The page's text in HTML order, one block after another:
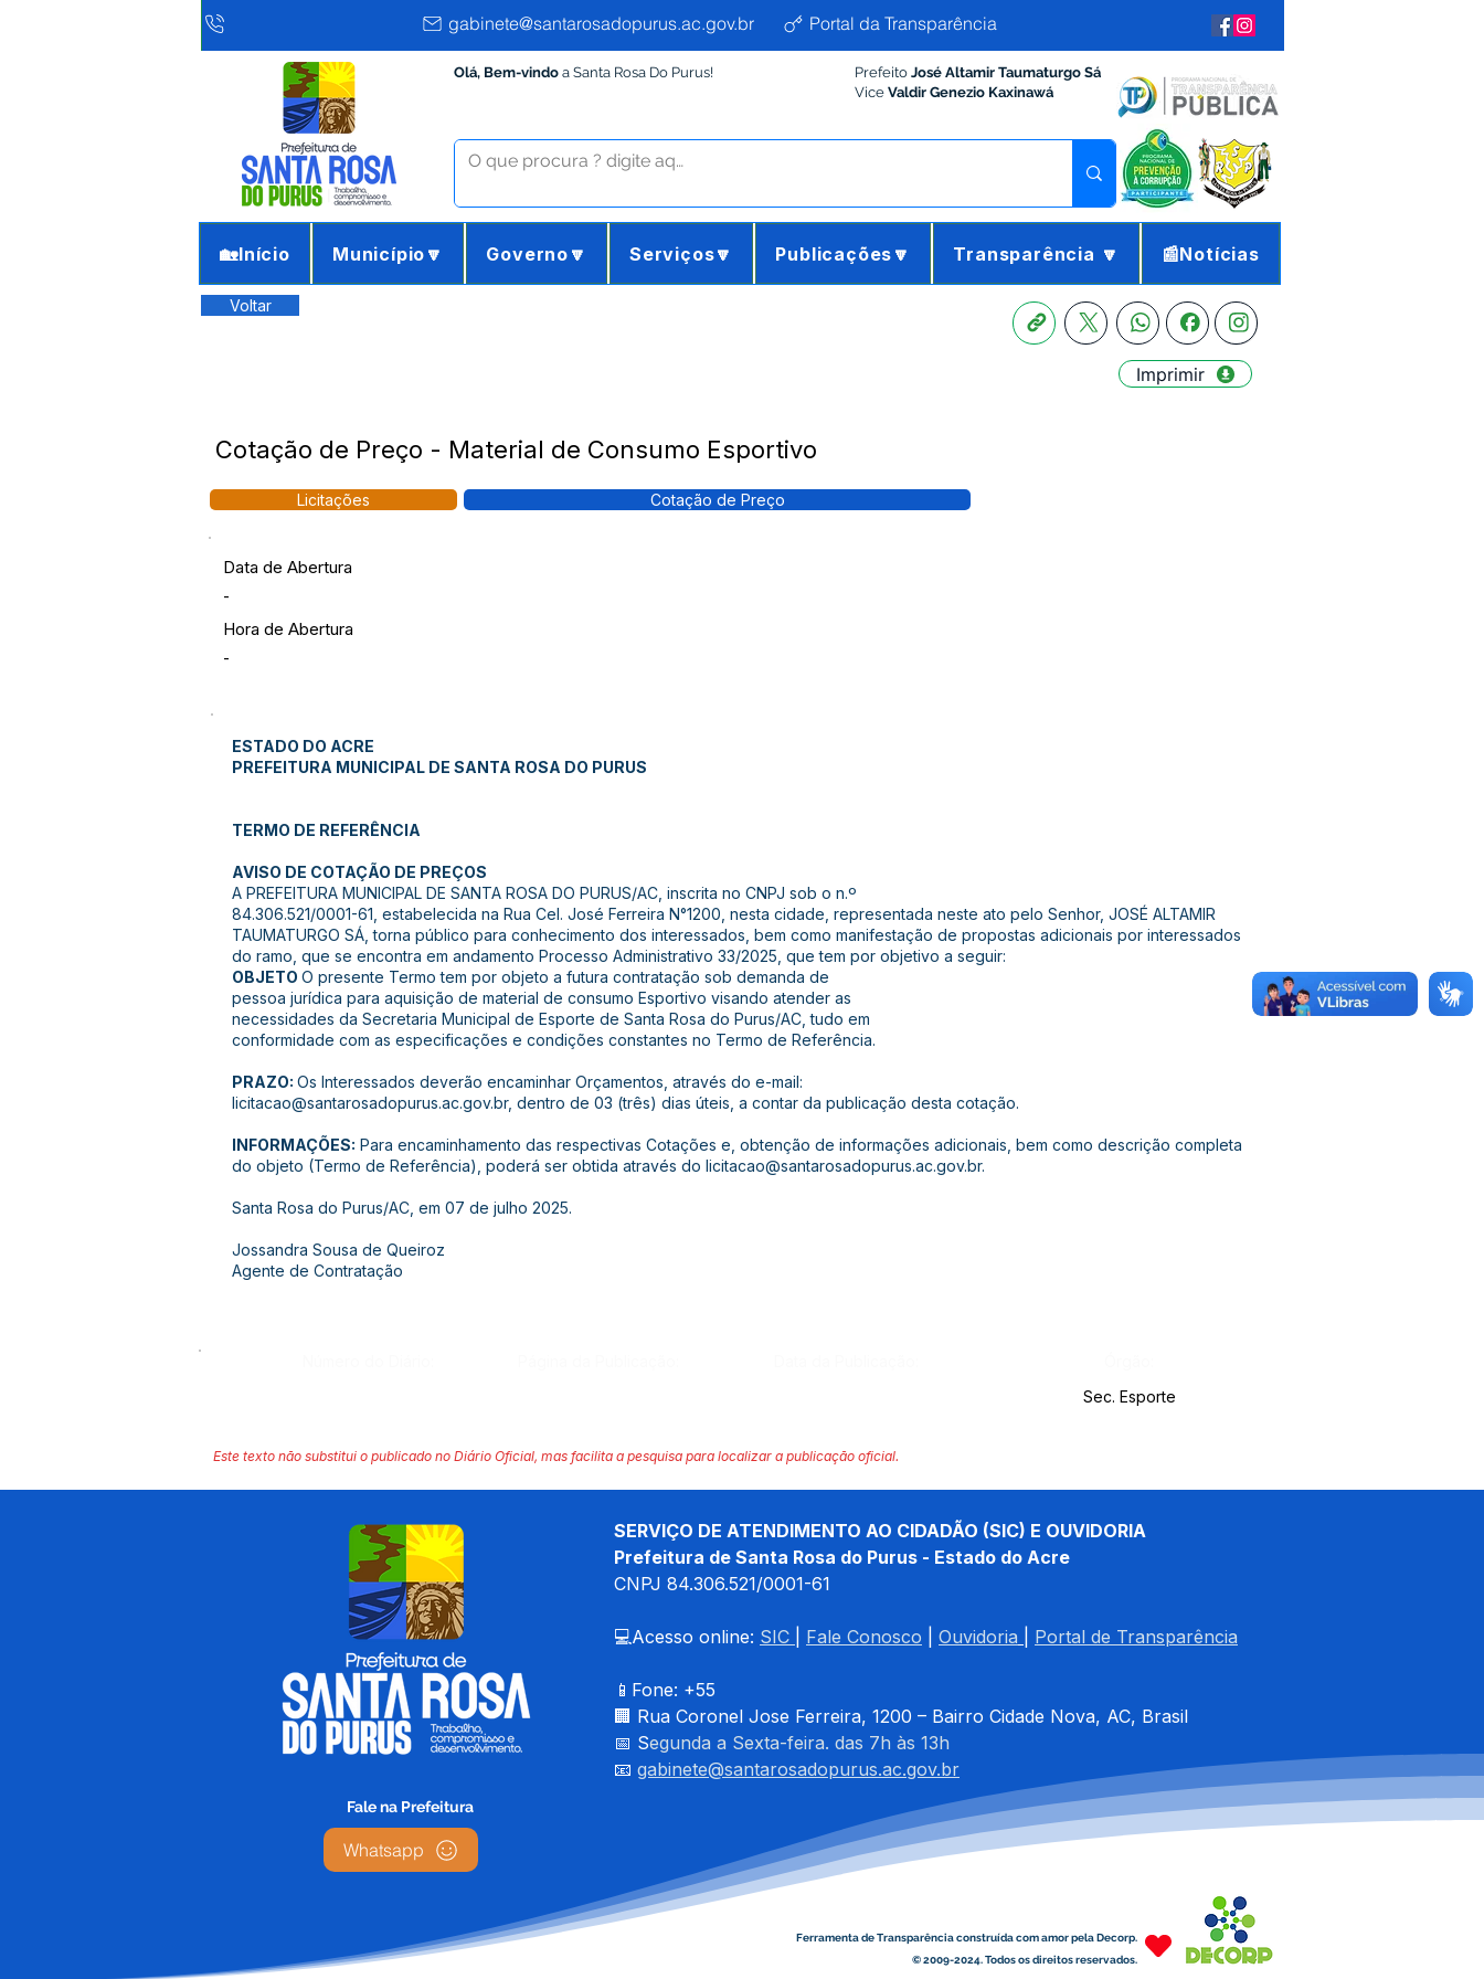
gabinete@santarosadopurus.ac.gov.br Portal da Transparência
Olá, Bem-vindo a Santa Rosa Do Purus! Prefeito José Altamir Taumaturgo Sá
Vice Valdir Genezio Kaxinawá
🏡Início Município🔽 Governo🔽 Serviços🔽 Publicações🔽 Transparência 🔽 📰Notícias
Voltar
Imprimir
Cotação de Preço - Material de Consumo Esportivo
Licitações Cotação de Preço
Data de Abertura
-
Hora de Abertura
-
ESTADO DO ACRE
PREFEITURA MUNICIPAL DE SANTA ROSA DO PURUS
TERMO DE REFERÊNCIA
AVISO DE COTAÇÃO DE PREÇOS
A PREFEITURA MUNICIPAL DE SANTA ROSA DO PURUS/AC, inscrita no CNPJ sob o n.º
84.306.521/0001-61, estabelecida na Rua Cel. José Ferreira N°1200, nesta cidade, representada neste ato pelo Senhor, JOSÉ ALTAMIR
TAUMATURGO SÁ, torna público para conhecimento dos interessados, bem como manifestação de propostas adicionais por interessados
do ramo, que se encontra em andamento Processo Administrativo 33/2025, que tem por objetivo a seguir:
OBJETO O presente Termo tem por objeto a futura contratação sob demanda de
pessoa jurídica para aquisição de material de consumo Esportivo visando atender as
necessidades da Secretaria Municipal de Esporte de Santa Rosa do Purus/AC, tudo em
conformidade com as especificações e condições constantes no Termo de Referência.
PRAZO: Os Interessados deverão encaminhar Orçamentos, através do e-mail:
licitacao@santarosadopurus.ac.gov.br, dentro de 03 (três) dias úteis, a contar da publicação desta cotação.
INFORMAÇÕES: Para encaminhamento das respectivas Cotações e, obtenção de informações adicionais, bem como descrição completa
do objeto (Termo de Referência), poderá ser obtida através do licitacao@santarosadopurus.ac.gov.br.
Santa Rosa do Purus/AC, em 07 de julho 2025.
Jossandra Sousa de Queiroz
Agente de Contratação
Sec. Esporte
Este texto não substitui o publicado no Diário Oficial, mas facilita a pesquisa para localizar a publicação oficial.
SERVIÇO DE ATENDIMENTO AO CIDADÃO (SIC) E OUVIDORIA
Prefeitura de Santa Rosa do Purus - Estado do Acre
CNPJ 84.306.521/0001-61
💻Acesso online: SIC Fale Conosco Ouvidoria Portal de Transparência
📱Fone: +55
🏢 Rua Coronel Jose Ferreira, 1200 – Bairro Cidade Nova, AC, Brasil
📅 Segunda a Sexta-feira. das 7h às 13h
📧 gabinete@santarosadopurus.ac.gov.br
Fale na Prefeitura
Whatsapp
Ferramenta de Transparência construída com amor pela Decorp.
© 2009-2024. Todos os direitos reservados.